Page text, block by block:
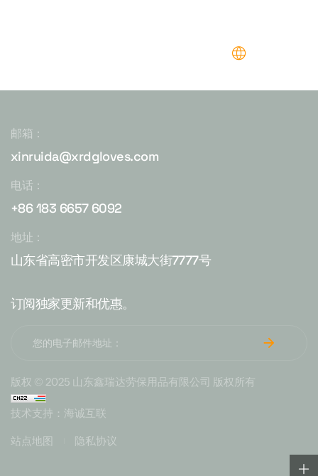
邮箱：
xinruida@xrdgloves.com
电话：
+86 183 6657 6092
地址：
山东省高密市开发区康城大街7777号
订阅独家更新和优惠。
版权 © 2025 山东鑫瑞达劳保用品有限公司 版权所有
技术支持：海诚互联
站点地图 隐私协议